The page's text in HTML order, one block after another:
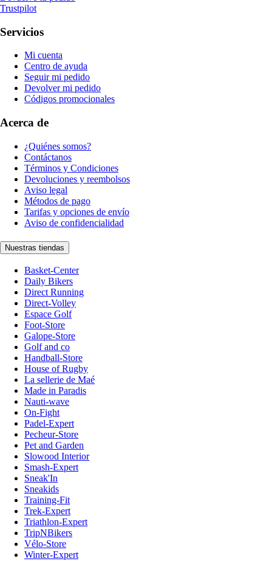
Trustpilot
Servicios
Mi cuenta
Centro de ayuda
Seguir mi pedido
Devolver mi pedido
Códigos promocionales
Acerca de
¿Quiénes somos?
Contáctanos
Términos y Condiciones
Devoluciones y reembolsos
Aviso legal
Métodos de pago
Tarifas y opciones de envío
Aviso de confidencialidad
Nuestras tiendas
Basket-Center
Daily Bikers
Direct Running
Direct-Volley
Espace Golf
Foot-Store
Galope-Store
Golf and co
Handball-Store
House of Rugby
La sellerie de Maé
Made in Paradis
Nauti-wave
On-Fight
Padel-Expert
Pecheur-Store
Pet and Garden
Slowood Interior
Smash-Expert
Sneak'In
Sneakids
Training-Fit
Trek-Expert
Triathlon-Expert
TripNBikers
Vélo-Store
Winter-Expert